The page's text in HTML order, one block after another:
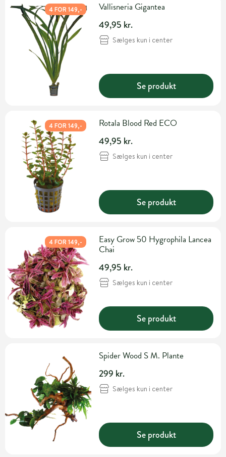
4 FOR 149,- Vallisneria Gigantea
49,95 kr.
Sælges kun i center
Se produkt
4 FOR 149,- Rotala Blood Red ECO
49,95 kr.
Sælges kun i center
Se produkt
4 FOR 149,-
Easy Grow 50 Hygrophila Lancea
Chai
49,95 kr.
Sælges kun i center
Se produkt
Spider Wood S M. Plante
299 kr.
Sælges kun i center
Se produkt